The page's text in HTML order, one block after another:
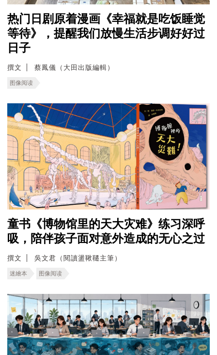
热门日剧原着漫画《幸福就是吃饭睡觉
等待》，提醒我们放慢生活步调好好过
日子
撰文 蔡鳳儀（大田出版編輯）
图像阅读
童书《博物馆里的天大灾难》练习深呼
吸，陪伴孩子面对意外造成的无心之过
撰文 吳文君（閱讀盪鞦韆主筆）
迷繪本 图像阅读